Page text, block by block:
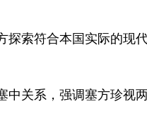
探索符合本国实际的现
中关系，强调塞方珍视